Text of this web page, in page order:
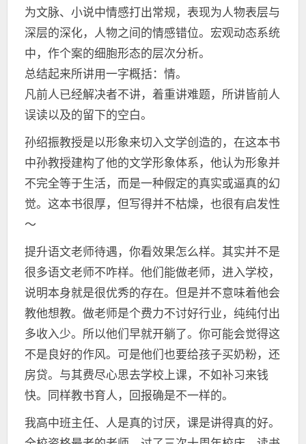
为文脉、小说中情感打出常规，表现为人物表层与
深层的深化，人物之间的情感错位。宏观动态系统
中，作个案的细胞形态的层次分析。
总结起来所讲用一字概括：情。
凡前人已经解决者不讲，着重讲难题，所讲皆前人
误读以及的留下的空白。
孙绍振教授是以形象来切入文学创造的，在这本书
中孙教授建构了他的文学形象体系，他认为形象并
不完全等于生活，而是一种假定的真实或逼真的幻
觉。这本书很厚，但写得并不枯燥，也很有启发性
～
提升语文老师待遇，你看效果怎么样。其实并不是
很多语文老师不咋样。他们能做老师，进入学校，
说明本身就是很优秀的存在。但是并不意味着他会
教他想教。做老师是个费力不讨好行业，纯纯付出
多收入少。所以他们早就开躺了。你可能会觉得这
不是良好的作风。可是他们也要给孩子买奶粉，还
房贷。与其费尽心思去学校上课，不如补习来钱
快。同样教书育人，回报确是不一样的。
我高中班主任、人是真的讨厌，课是讲得真的好。